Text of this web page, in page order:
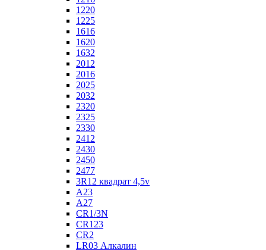
1220
1225
1616
1620
1632
2012
2016
2025
2032
2320
2325
2330
2412
2430
2450
2477
3R12 квадрат 4,5v
A23
A27
CR1/3N
CR123
CR2
LR03 Алкалин